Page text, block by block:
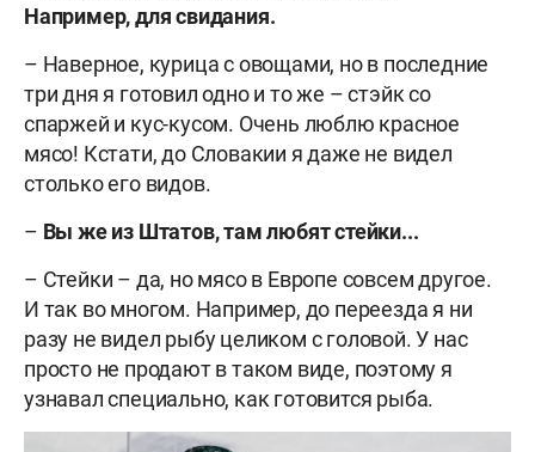
Например, для свидания.
– Наверное, курица с овощами, но в последние
три дня я готовил одно и то же – стэйк со
спаржей и кус-кусом. Очень люблю красное
мясо! Кстати, до Словакии я даже не видел
столько его видов.
– Вы же из Штатов, там любят стейки...
– Стейки – да, но мясо в Европе совсем другое.
И так во многом. Например, до переезда я ни
разу не видел рыбу целиком с головой. У нас
просто не продают в таком виде, поэтому я
узнавал специально, как готовится рыба.